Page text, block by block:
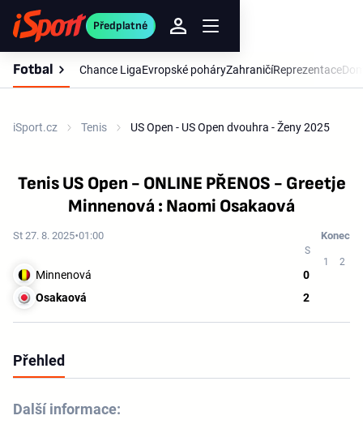
Předplatné
Fotbal Chance LigaEvropské poháryZahraničíReprezentace
iSport.cz Tenis US Open - US Open dvouhra - Ženy 2025
Tenis US Open - ONLINE PŘENOS - Greetje
Minnenová : Naomi Osakaová
St 27. 8. 2025 01:00 Konec
Minnenová
0
Osakaová
2
Přehled
Další informace: